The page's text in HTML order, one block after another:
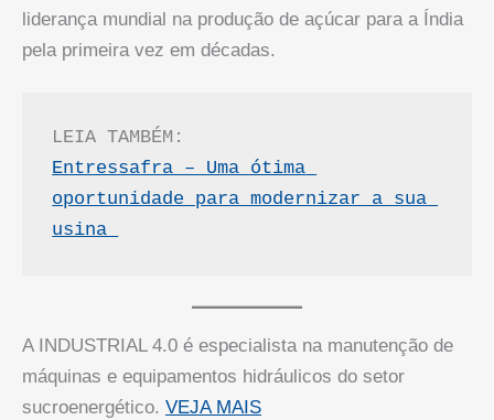
liderança mundial na produção de açúcar para a Índia
pela primeira vez em décadas.
LEIA TAMBÉM:
Entressafra – Uma ótima
oportunidade para modernizar a sua
usina
A INDUSTRIAL 4.0 é especialista na manutenção de
máquinas e equipamentos hidráulicos do setor
sucroenergético. VEJA MAIS